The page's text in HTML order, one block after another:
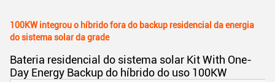
100KW integrou o híbrido fora do backup residencial da energia
do sistema solar da grade
Bateria residencial do sistema solar Kit With One-
Day Energy Backup do híbrido do uso 100KW